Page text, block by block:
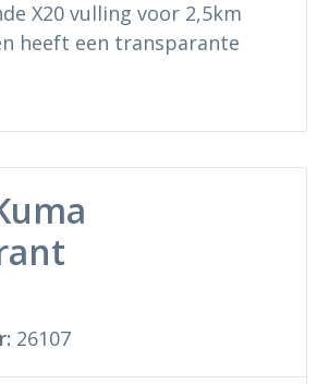
X20 vulling voor 2,5km
heeft een transparante
26107